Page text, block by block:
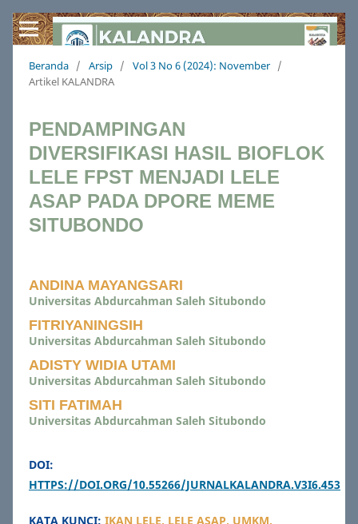
Beranda / Arsip / Vol 3 No 6 (2024): November /
Artikel KALANDRA
PENDAMPINGAN
DIVERSIFIKASI HASIL BIOFLOK
LELE FPST MENJADI LELE
ASAP PADA DPORE MEME
SITUBONDO
ANDINA MAYANGSARI
Universitas Abdurcahman Saleh Situbondo
FITRIYANINGSIH
Universitas Abdurcahman Saleh Situbondo
ADISTY WIDIA UTAMI
Universitas Abdurcahman Saleh Situbondo
SITI FATIMAH
Universitas Abdurcahman Saleh Situbondo
DOI:
HTTPS://DOI.ORG/10.55266/JURNALKALANDRA.V3I6.453
KATA KUNCI: IKAN LELE, LELE ASAP, UMKM,